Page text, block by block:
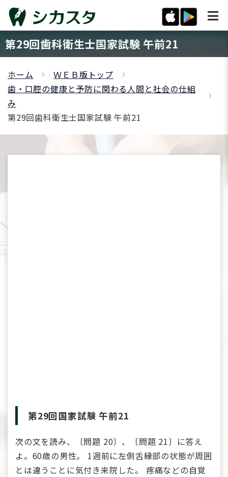
第29回歯科衛生士国家試験 午前21
ホーム
ＷＥＢ版トップ
歯・口腔の健康と予防に関わる人間と社会の仕組
み
第29回歯科衛生士国家試験 午前21
第29回国家試験 午前21
次の文を読み、〔問題 20〕、〔問題 21〕に答え
よ。60歳の男性。 1週前に左側舌縁部の状態が周囲
とは違うことに気付き来院した。 疼痛などの自覚